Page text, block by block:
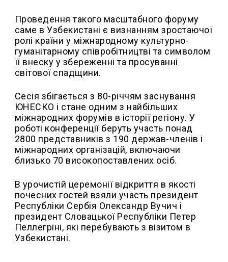
Проведення такого масштабного форуму
саме в Узбекистані є визнанням зростаючої
ролі країни у міжнародному культурно-
гуманітарному співробітництві та символом
її внеску у збереженні та просуванні
світової спадщини.
Сесія збігається з 80-річчям заснування
ЮНЕСКО і стане одним з найбільших
міжнародних форумів в історії регіону. У
роботі конференції беруть участь понад
2800 представників з 190 держав-членів і
міжнародних організацій, включаючи
близько 70 високопоставлених осіб.
В урочистій церемонії відкриття в якості
почесних гостей взяли участь президент
Республіки Сербія Олександр Вучич і
президент Словацької Республіки Петер
Пеллегріні, які перебувають з візитом в
Узбекистані.